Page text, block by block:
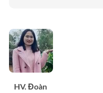
HV. Đoàn